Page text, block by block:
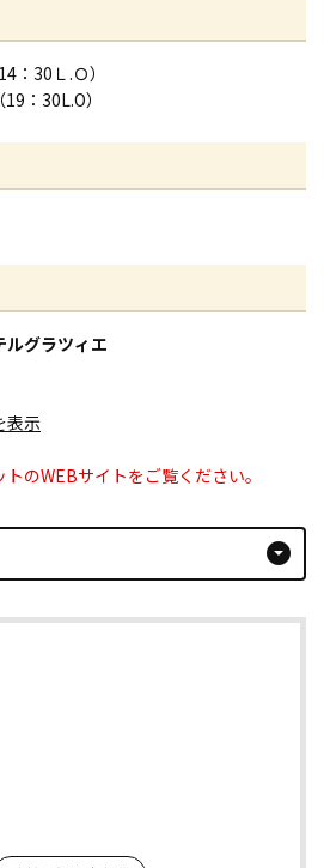
：30Ｌ.Ｏ）
：30L.O）
グラツィエ
表示
のWEBサイトをご覧ください。
arrow_drop_down_circle